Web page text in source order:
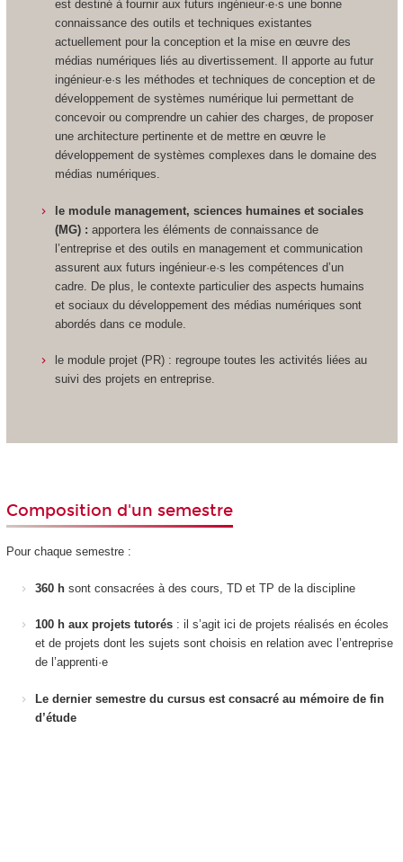
est destiné à fournir aux futurs ingénieur·e·s une bonne
connaissance des outils et techniques existantes
actuellement pour la conception et la mise en œuvre des
médias numériques liés au divertissement. Il apporte au futur
ingénieur·e·s les méthodes et techniques de conception et de
développement de systèmes numérique lui permettant de
concevoir ou comprendre un cahier des charges, de proposer
une architecture pertinente et de mettre en œuvre le
développement de systèmes complexes dans le domaine des
médias numériques.
le module management, sciences humaines et sociales
(MG) : apportera les éléments de connaissance de
l’entreprise et des outils en management et communication
assurent aux futurs ingénieur·e·s les compétences d’un
cadre. De plus, le contexte particulier des aspects humains
et sociaux du développement des médias numériques sont
abordés dans ce module.
le module projet (PR) : regroupe toutes les activités liées au
suivi des projets en entreprise.
Composition d'un semestre
Pour chaque semestre :
360 h sont consacrées à des cours, TD et TP de la discipline
100 h aux projets tutorés : il s’agit ici de projets réalisés en écoles
et de projets dont les sujets sont choisis en relation avec l’entreprise
de l’apprenti·e
Le dernier semestre du cursus est consacré au mémoire de fin
d’étude